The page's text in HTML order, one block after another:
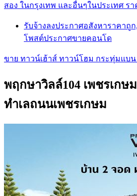
สอง ในกรุงเทพ และอื่นๆในประเทศ ร
รับจ้างลงประกาศอสังหาราคาถู
โพสต์ประกาศขายคอนโด
ขาย ทาวน์เฮ้าส์ ทาวน์โฮม กระทุ่มแบ
พฤกษาวิลล์104 เพชรเกษ
ทำเลถนนเพชรเกษม